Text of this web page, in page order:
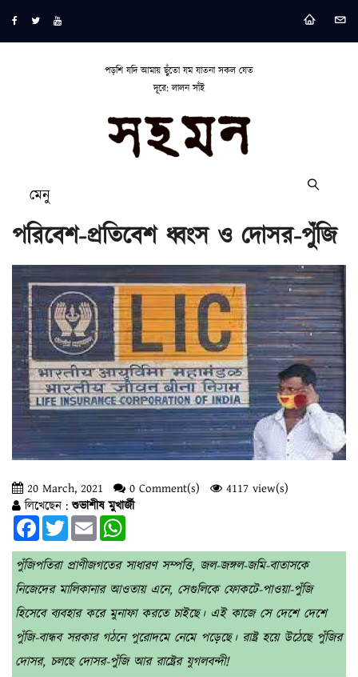
পড়শি যদি আমায় ছুঁতো যম যাতনা সকল যেত
দূরে: লালন সাঁই
মেনু
পরিবেশ-প্রতিবেশ ধ্বংস ও দোসর-পুঁজি
20 March, 2021 0 Comment(s)
4117 view(s)
লিখেছেন :শুভাশীষ মুখার্জী
FacebookTwitterEmail
পুঁজিপতিরা প্রাণীজগতের সাধারণ সম্পত্তি, জল-জঙ্গল-জমি-বাতাসকে
নিজেদের মালিকানার আওতায় এনে, সেগুলিকে ফোকটে-পাওয়া-পুঁজি
হিসেবে ব্যবহার করে মুনাফা করতে চাইছে। এই কাজে সে দেশে দেশে
পুঁজি-বান্ধব সরকার গঠনে পুরোদমে নেমে পড়েছে। রাষ্ট্র হয়ে উঠেছে পুঁজির
দোসর, চলছে দোসর-পুঁজি আর রাষ্ট্রের যুগলবন্দী!